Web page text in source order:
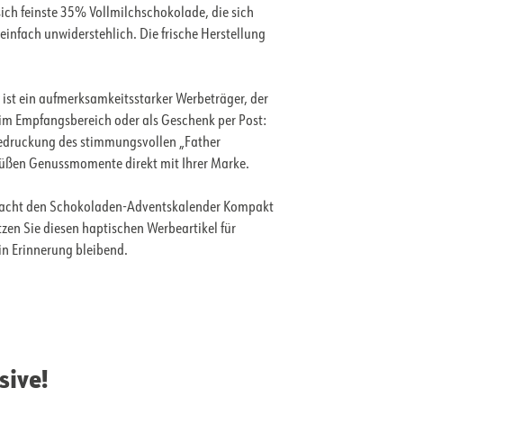
feinste 35% Vollmilchschokolade, die sich
unwiderstehlich. Die frische Herstellung
ein aufmerksamkeitsstarker Werbeträger, der
Empfangsbereich oder als Geschenk per Post:
des stimmungsvollen „Father
Genussmomente direkt mit Ihrer Marke.
den Schokoladen-Adventskalender Kompakt
Sie diesen haptischen Werbeartikel für
Erinnerung bleibend.